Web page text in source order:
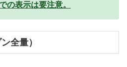
の表示は要注意。
全量）